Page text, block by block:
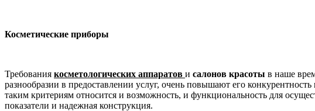
Косметические приборы
Требования косметологических аппаратов и салонов красоты в наше
разнообразии в предоставлении услуг, очень повышают его
таким критериям относится и возможность, и функциональность для
показатели и надежная конструкция.